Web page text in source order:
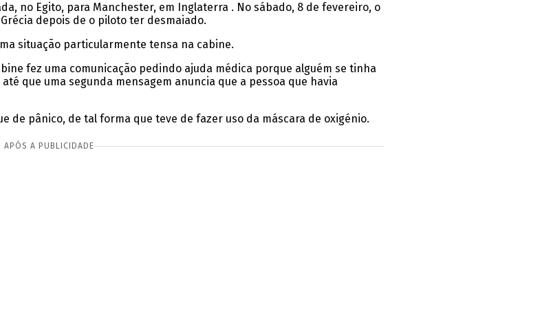
no Egito, para Manchester, em Inglaterra . No sábado, 8 de fevereiro, o
depois de o piloto ter desmaiado.
situação particularmente tensa na cabine.
fez uma comunicação pedindo ajuda médica porque alguém se tinha
que uma segunda mensagem anuncia que a pessoa que havia
de pânico, de tal forma que teve de fazer uso da máscara de oxigénio.
APÓS A PUBLICIDADE